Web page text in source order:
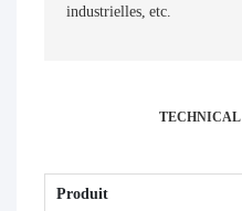
industrielles, etc.
TECHNICAL
Produit